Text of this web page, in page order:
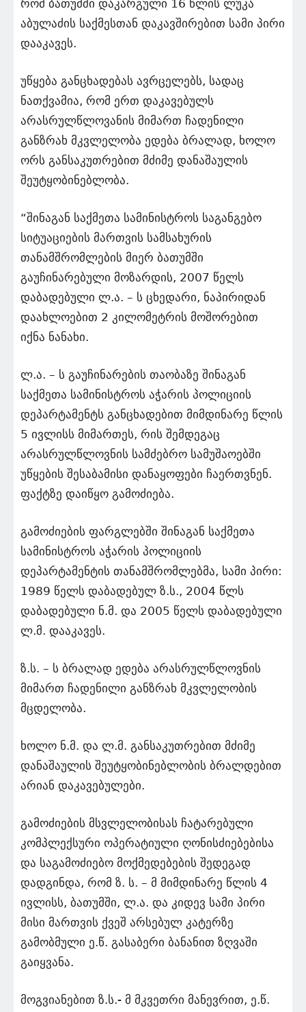
რომ ბათუმში დაკარგული 16 წლის ლუკა
აბულაძის საქმესთან დაკავშირებით სამი პირი
დააკავეს.
უწყება განცხადებას ავრცელებს, სადაც
ნათქვამია, რომ ერთ დაკავებულს
არასრულწლოვანის მიმართ ჩადენილი
განზრახ მკვლელობა ედება ბრალად, ხოლო
ორს განსაკუთრებით მძიმე დანაშაულის
შეუტყობინებლობა.
“შინაგან საქმეთა სამინისტროს საგანგებო
სიტუაციების მართვის სამსახურის
თანამშრომლების მიერ ბათუმში
გაუჩინარებული მოზარდის, 2007 წელს
დაბადებული ლ.ა. – ს ცხედარი, ნაპირიდან
დაახლოებით 2 კილომეტრის მოშორებით
იქნა ნანახი.
ლ.ა. – ს გაუჩინარების თაობაზე შინაგან
საქმეთა სამინისტროს აჭარის პოლიციის
დეპარტამენტს განცხადებით მიმდინარე წლის
5 ივლისს მიმართეს, რის შემდეგაც
არასრულწლოვნის სამძებრო სამუშაოებში
უწყების შესაბამისი დანაყოფები ჩაერთვნენ.
ფაქტზე დაიწყო გამოძიება.
გამოძიების ფარგლებში შინაგან საქმეთა
სამინისტროს აჭარის პოლიციის
დეპარტამენტის თანამშრომლებმა, სამი პირი:
1989 წელს დაბადებულ ზ.ს., 2004 წლს
დაბადებული ნ.მ. და 2005 წელს დაბადებული
ლ.მ. დააკავეს.
ზ.ს. – ს ბრალად ედება არასრულწლოვნის
მიმართ ჩადენილი განზრახ მკვლელობის
მცდელობა.
ხოლო ნ.მ. და ლ.მ. განსაკუთრებით მძიმე
დანაშაულის შეუტყობინებლობის ბრალდებით
არიან დაკავებულები.
გამოძიების მსვლელობისას ჩატარებული
კომპლექსური ოპერატიული ღონისძიებებისა
და საგამოძიებო მოქმედებების შედეგად
დადგინდა, რომ ზ. ს. – მ მიმდინარე წლის 4
ივლისს, ბათუმში, ლ.ა. და კიდევ სამი პირი
მისი მართვის ქვეშ არსებულ კატერზე
გამობმული ე.წ. გასაბერი ბანანით ზღვაში
გაიყვანა.
მოგვიანებით ზ.ს.- მ მკვეთრი მანევრით, ე.წ.